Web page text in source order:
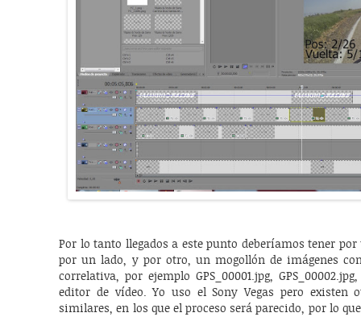
Por lo tanto llegados a este punto deberíamos tener
por un lado, y por otro, un mogollón de imágenes
correlativa, por ejemplo GPS_00001.jpg,
editor de vídeo. Yo uso el Sony Vegas pero existen
similares, en los que el proceso será parecido, por lo